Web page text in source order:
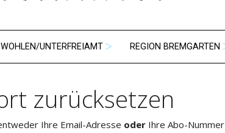
WOHLEN/UNTERFREIAMT REGION BREMGARTEN